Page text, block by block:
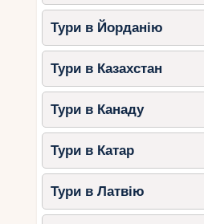
Тури в Йорданію
Тури в Казахстан
Тури в Канаду
Тури в Катар
Тури в Латвію